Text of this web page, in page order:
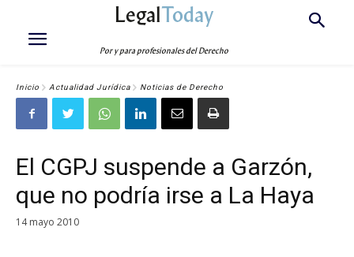
LegalToday
Por y para profesionales del Derecho
Inicio Actualidad Jurídica Noticias de Derecho
El CGPJ suspende a Garzón,
que no podría irse a La Haya
14 mayo 2010